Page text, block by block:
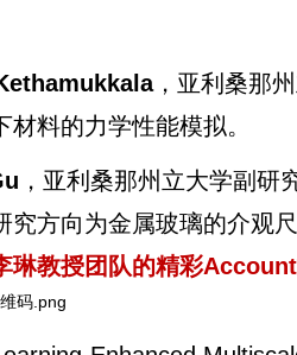
，亚利桑那
材料的力学性能模拟。
，亚利桑那州立大学副
究方向为金属玻璃的介观
琳教授团队的精彩Account